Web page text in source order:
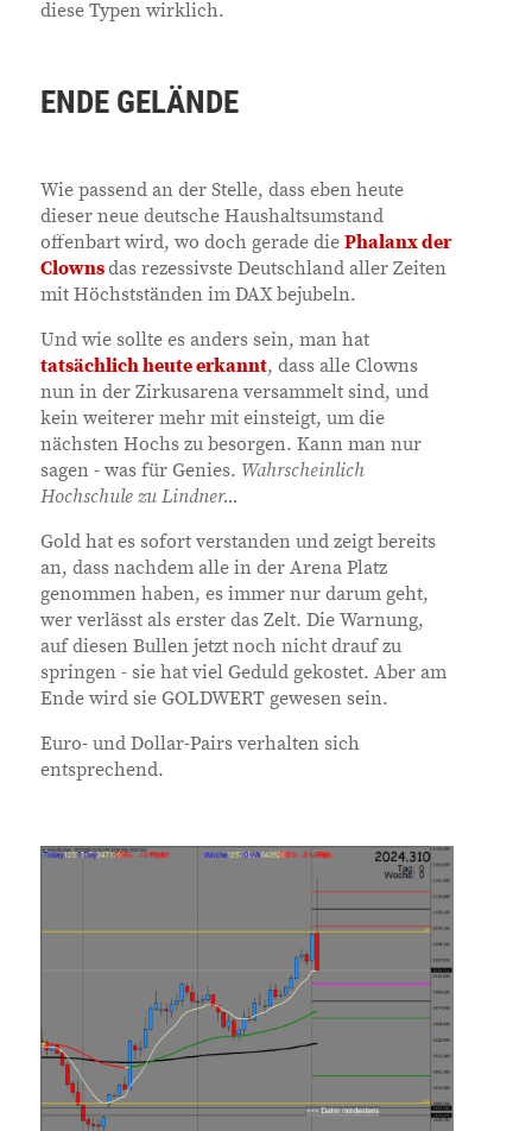
diese Typen wirklich.
ENDE GELÄNDE
Wie passend an der Stelle, dass eben heute
dieser neue deutsche Haushaltsumstand
offenbart wird, wo doch gerade diePhalanx der
Clownsdas rezessivste Deutschland aller Zeiten
mit Höchstständen im DAX bejubeln.
Und wie sollte es anders sein, man hat
tatsächlich heute erkannt, dass alle Clowns
nun in der Zirkusarena versammelt sind, und
kein weiterer mehr mit einsteigt, um die
nächsten Hochs zu besorgen. Kann man nur
sagen - was für Genies. Wahrscheinlich
Hochschule zu Lindner...
Gold hat es sofort verstanden und zeigt bereits
an, dass nachdem alle in der Arena Platz
genommen haben, es immer nur darum geht,
wer verlässt als erster das Zelt. Die Warnung,
auf diesen Bullen jetzt noch nicht drauf zu
springen - sie hat viel Geduld gekostet. Aber am
Ende wird sie GOLDWERT gewesen sein.
Euro- und Dollar-Pairs verhalten sich
entsprechend.